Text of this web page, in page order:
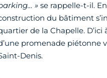
»se rappelle-t-il.
du bâtiment
de la Chapelle.
promenade piétonne
Denis.